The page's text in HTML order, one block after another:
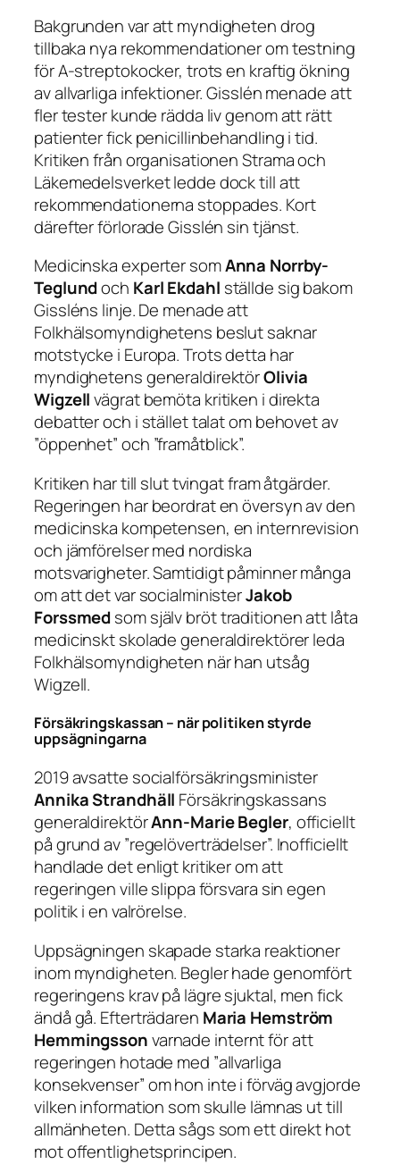
Bakgrunden var att myndigheten drog
tillbaka nya rekommendationer om testning
för A-streptokocker, trots en kraftig ökning
av allvarliga infektioner. Gisslén menade att
fler tester kunde rädda liv genom att rätt
patienter fick penicillinbehandling i tid.
Kritiken från organisationen Strama och
Läkemedelsverket ledde dock till att
rekommendationerna stoppades. Kort
därefter förlorade Gisslén sin tjänst.
Medicinska experter somAnna Norrby-
Teglundoch Karl Ekdahl ställde sig bakom
Gissléns linje. De menade att
Folkhälsomyndighetens beslut saknar
motstycke i Europa. Trots detta har
myndighetens generaldirektörOlivia
Wigzellvägrat bemöta kritiken i direkta
debatter och i stället talat om behovet av
”öppenhet” och ”framåtblick”.
Kritiken har till slut tvingat fram åtgärder.
Regeringen har beordrat en översyn av den
medicinska kompetensen, en internrevision
och jämförelser med nordiska
motsvarigheter. Samtidigt påminner många
om att det var socialministerJakob
Forssmedsom själv bröt traditionen att låta
medicinskt skolade generaldirektörer leda
Folkhälsomyndigheten när han utsåg
Wigzell.
Försäkringskassan – när politiken styrde
uppsägningarna
2019 avsatte socialförsäkringsminister
Annika Strandhäll Försäkringskassans
generaldirektörAnn-Marie Begler, officiellt
på grund av ”regelöverträdelser”. Inofficiellt
handlade det enligt kritiker om att
regeringen ville slippa försvara sin egen
politik i en valrörelse.
Uppsägningen skapade starka reaktioner
inom myndigheten. Begler hade genomfört
regeringens krav på lägre sjuktal, men fick
ändå gå. Efterträdaren Maria Hemström
Hemmingssonvarnade internt för att
regeringen hotade med ”allvarliga
konsekvenser” om hon inte i förväg avgjorde
vilken information som skulle lämnas ut till
allmänheten. Detta sågs som ett direkt hot
mot offentlighetsprincipen.